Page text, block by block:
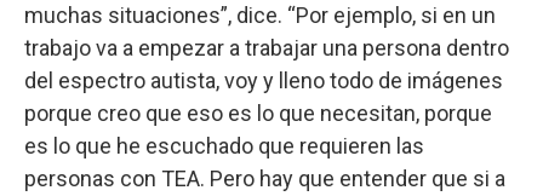
muchas situaciones”, dice. “Por ejemplo, si en un
trabajo va a empezar a trabajar una persona dentro
del espectro autista, voy y lleno todo de imágenes
porque creo que eso es lo que necesitan, porque
es lo que he escuchado que requieren las
personas con TEA. Pero hay que entender que si a